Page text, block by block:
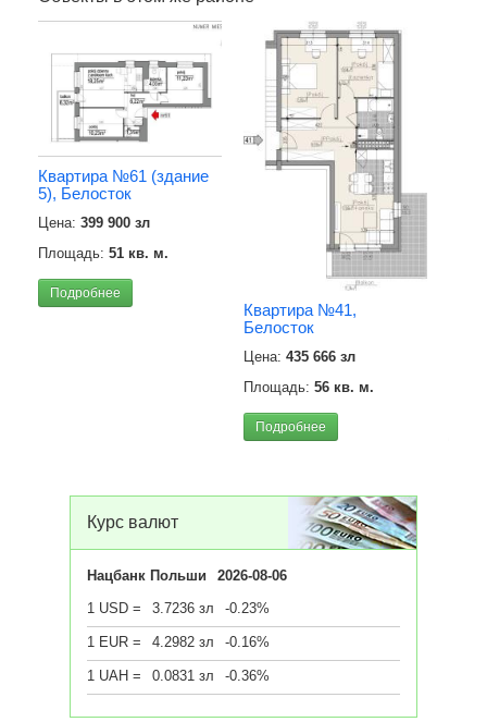
Квартира №61 (здание
5), Белосток
Цена: 399 900 зл
Площадь: 51 кв. м.
Подробнее
Квартира №41,
Белосток
Цена: 435 666 зл
Площадь: 56 кв. м.
Подробнее
Курс валют
Нацбанк Польши
2026-08-06
1 USD =
3.7236 зл -0.23%
1 EUR = 4.2982 зл -0.16%
1 UAH = 0.0831 зл -0.36%